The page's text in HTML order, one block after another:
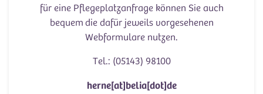
für eine Pflegeplatzanfrage können Sie auch
bequem die dafür jeweils vorgesehenen
Webformulare nutzen.
Tel.: (05143) 98100
herne[at]belia[dot]de